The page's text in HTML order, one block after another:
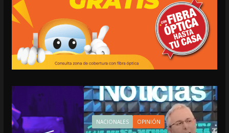
NACIONALES OPINIÓN